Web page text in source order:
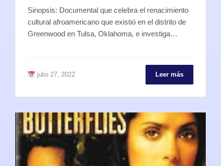
Sinopsis: Documental que celebra el renacimiento
cultural afroamericano que existió en el distrito de
Greenwood en Tulsa, Oklahoma, e investiga…
julio 27, 2022 Leer más